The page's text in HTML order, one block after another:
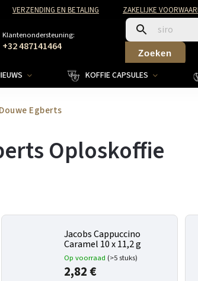
VERZENDING EN BETALING ZAKELIJKE
Klantenondersteuning:
+32 487141464 Zoeken
KOFFIE CAPSULES
Egberts
Oploskoffie
Jacobs Cappuccino
Caramel 10 x 11,2 g
Op voorraad (>5 stuks)
2,82 €